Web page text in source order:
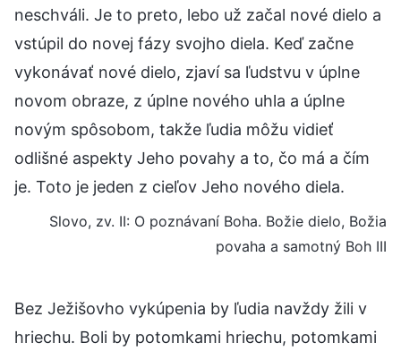
neschváli. Je to preto, lebo už začal nové dielo a
vstúpil do novej fázy svojho diela. Keď začne
vykonávať nové dielo, zjaví sa ľudstvu v úplne
novom obraze, z úplne nového uhla a úplne
novým spôsobom, takže ľudia môžu vidieť
odlišné aspekty Jeho povahy a to, čo má a čím
je. Toto je jeden z cieľov Jeho nového diela.
Slovo, zv. II: O poznávaní Boha. Božie dielo, Božia
povaha a samotný Boh III
Bez Ježišovho vykúpenia by ľudia navždy žili v
hriechu. Boli by potomkami hriechu, potomkami